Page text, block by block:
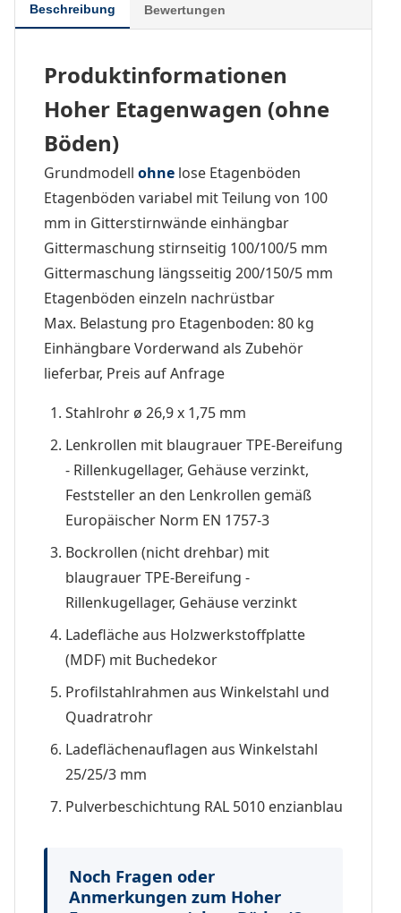
Beschreibung Bewertungen
Produktinformationen
Hoher Etagenwagen (ohne
Böden)
Grundmodell ohne lose Etagenböden
Etagenböden variabel mit Teilung von 100
mm in Gitterstirnwände einhängbar
Gittermaschung stirnseitig 100/100/5 mm
Gittermaschung längsseitig 200/150/5 mm
Etagenböden einzeln nachrüstbar
Max. Belastung pro Etagenboden: 80 kg
Einhängbare Vorderwand als Zubehör
lieferbar, Preis auf Anfrage
Stahlrohr ø 26,9 x 1,75 mm
Lenkrollen mit blaugrauer TPE-Bereifung
- Rillenkugellager, Gehäuse verzinkt,
Feststeller an den Lenkrollen gemäß
Europäischer Norm EN 1757-3
Bockrollen (nicht drehbar) mit
blaugrauer TPE-Bereifung -
Rillenkugellager, Gehäuse verzinkt
Ladefläche aus Holzwerkstoffplatte
(MDF) mit Buchedekor
Profilstahlrahmen aus Winkelstahl und
Quadratrohr
Ladeflächenauflagen aus Winkelstahl
25/25/3 mm
Pulverbeschichtung RAL 5010 enzianblau
Noch Fragen oder
Anmerkungen zum Hoher